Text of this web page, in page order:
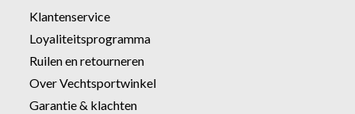
Klantenservice
Loyaliteitsprogramma
Ruilen en retourneren
Over Vechtsportwinkel
Garantie & klachten